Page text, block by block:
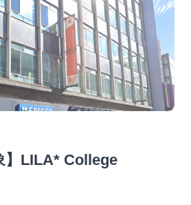
】LILA* College